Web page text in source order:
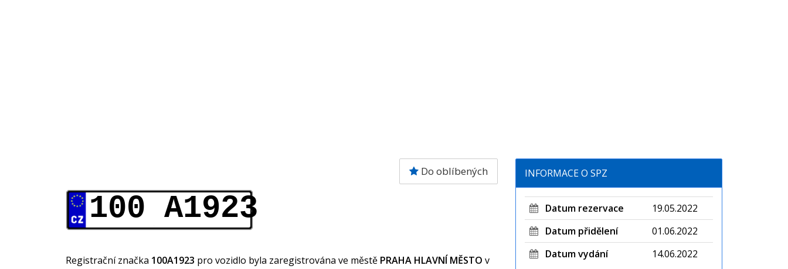
Do oblíbených
100 A1923
Registrační značka 100A1923 pro vozidlo byla zaregistrována ve městě PRAHA HLAVNÍ MĚSTO v
INFORMACE O SPZ
Datum rezervace
19.05.2022
Datum přidělení
01.06.2022
Datum vydání
14.06.2022